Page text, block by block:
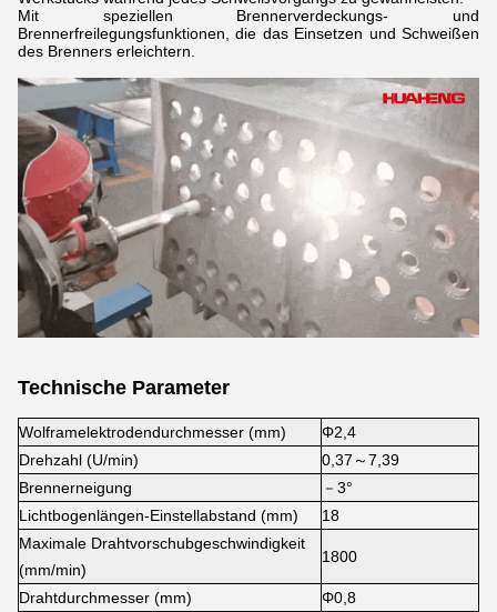
Mit speziellen Brennerverdeckungs- und
Brennerfreilegungsfunktionen, die das Einsetzen und Schweißen
des Brenners erleichtern.
Technische Parameter
Wolframelektrodendurchmesser (mm)
Φ2,4
Drehzahl (U/min)
0,37～7,39
Brennerneigung
－3°
Lichtbogenlängen-Einstellabstand (mm)
18
Maximale Drahtvorschubgeschwindigkeit
(mm/min)
1800
Drahtdurchmesser (mm)
Φ0,8